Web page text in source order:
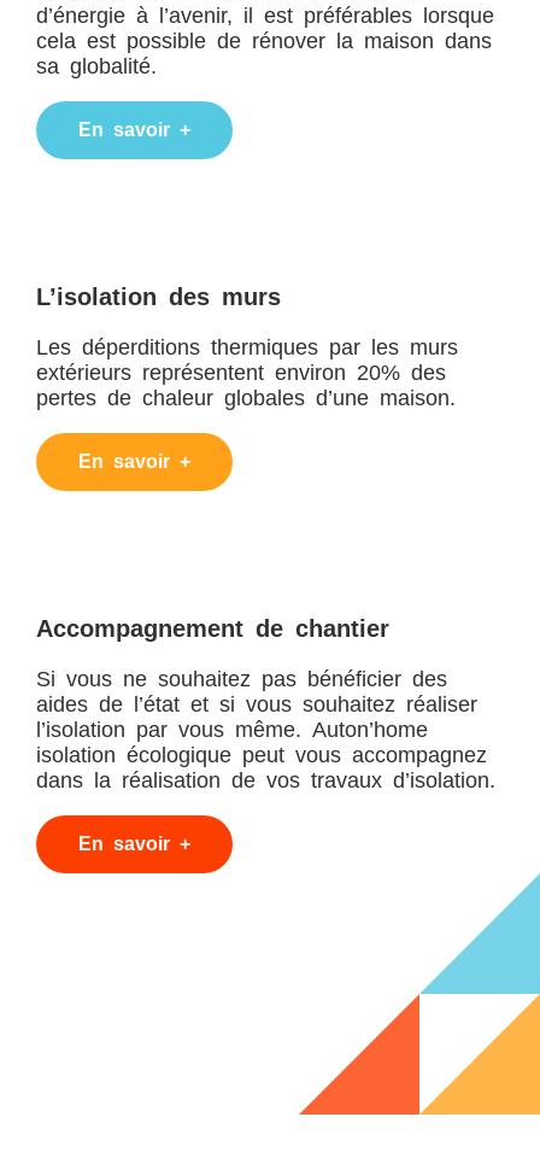
d’énergie à l’avenir, il est préférables lorsque
cela est possible de rénover la maison dans
sa globalité.
En savoir +
L’isolation des murs
Les déperditions thermiques par les murs
extérieurs représentent environ 20% des
pertes de chaleur globales d’une maison.
En savoir +
Accompagnement de chantier
Si vous ne souhaitez pas bénéficier des
aides de l’état et si vous souhaitez réaliser
l’isolation par vous même. Auton’home
isolation écologique peut vous accompagnez
dans la réalisation de vos travaux d’isolation.
En savoir +